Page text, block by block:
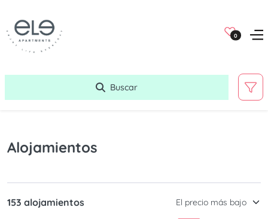
0
Buscar
Alojamientos
153 alojamientos